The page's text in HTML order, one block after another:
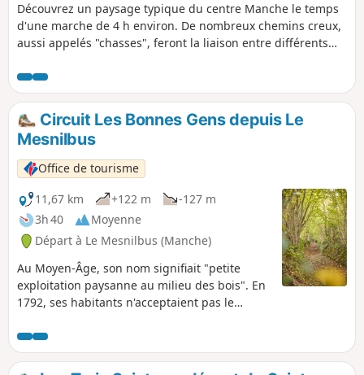
Découvrez un paysage typique du centre Manche le temps
d'une marche de 4 h environ. De nombreux chemins creux,
aussi appelés "chasses", feront la liaison entre différents
patrimoine bâti alliant granit et terre crue.
Circuit Les Bonnes Gens depuis Le
Mesnilbus
Office de tourisme
11,67 km
+122 m
-127 m
3h 40
Moyenne
Départ à Le Mesnilbus (Manche)
Au Moyen-Âge, son nom signifiait "petite
exploitation paysanne au milieu des bois". En
1792, ses habitants n'acceptaient pas le
Révolution. Suite à un différend avec le
recruteur du roi (demande plus de soldats), la
population se rebelle, la paroisse fut rayée du